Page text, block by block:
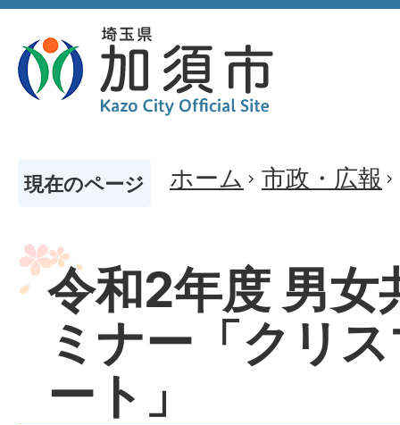
現在のページ ホーム 市政・広報
令和2年度 男女
ミナー「クリ
ート」